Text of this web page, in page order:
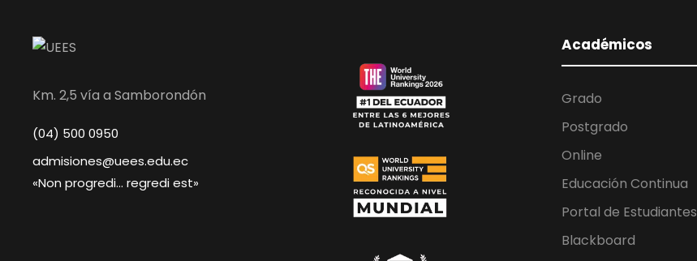
Km. 2,5 vía a Samborondón
(04) 500 0950
admisiones@uees.edu.ec
«Non progredi… regredi est»
Académicos
Grado
Postgrado
Online
Educación Continua
Portal de Estudiantes
Blackboard